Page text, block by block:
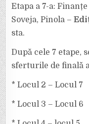
Etapa a 7-a:
Soveja, Pinola –
sta.
După cele 7 etape,
sferturile de finală
* Locul 2 – Locul 7
* Locul 3 – Locul 6